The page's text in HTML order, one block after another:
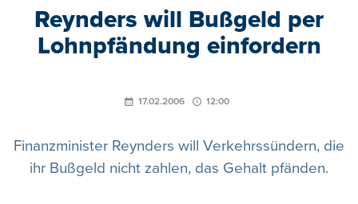
Reynders will Bußgeld per
Lohnpfändung einfordern
17.02.2006 12:00
Finanzminister Reynders will Verkehrssündern, die
ihr Bußgeld nicht zahlen, das Gehalt pfänden.